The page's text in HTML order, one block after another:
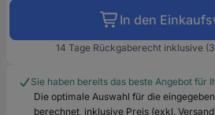
In den
14 Tage Rückgaberecht inklusive
Sie haben bereits das beste Angebot für
Die optimale Auswahl für die
berechnet, inklusive Preis (exkl.